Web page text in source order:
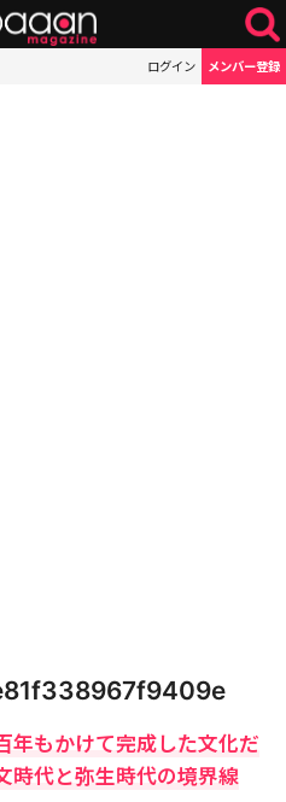
ログイン メンバー登録
年もかけて完成した文化だ
時代と弥生時代の境界線